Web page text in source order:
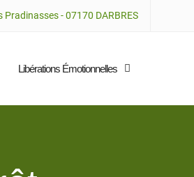
Pradinasses - 07170 DARBRES
Libérations Émotionnelles